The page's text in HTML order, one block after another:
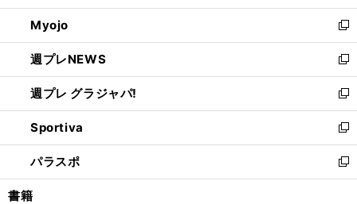
開
く
ウ
で
開
く
ン
ド
ウ
で
開
く
ウ
ィ
ン
ド
ウ
で
開
く
Myojo
新
し
い
ウ
ィ
ン
ド
ウ
で
開
週プレNEWS
新
し
い
ウ
ィ
ン
ド
ウ
週プレ グラジャパ!
新
し
い
ウ
ィ
ン
Sportiva
新
し
い
ウ
パラスポ
新
し
書籍